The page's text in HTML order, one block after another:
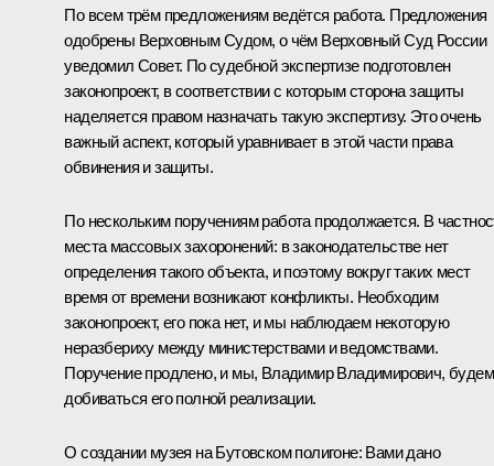
По всем трём предложениям ведётся работа. Предложения
одобрены Верховным Судом, о чём Верховный Суд России
уведомил Совет. По судебной экспертизе подготовлен
законопроект, в соответствии с которым сторона защиты
наделяется правом назначать такую экспертизу. Это очень
важный аспект, который уравнивает в этой части права
обвинения и защиты.
По нескольким поручениям работа продолжается. В
места массовых захоронений: в законодательстве нет
определения такого объекта, и поэтому вокруг таких мест
время от времени возникают конфликты. Необходим
законопроект, его пока нет, и мы наблюдаем некоторую
неразбериху между министерствами и ведомствами.
Поручение продлено, и мы, Владимир Владимирович, будем
добиваться его полной реализации.
О создании музея на Бутовском полигоне: Вами дано